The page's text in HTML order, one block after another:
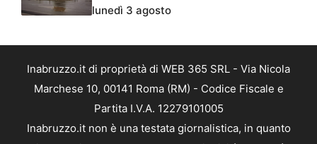
lunedì 3 agosto
Inabruzzo.it di proprietà di WEB 365 SRL - Via Nicola
Marchese 10, 00141 Roma (RM) - Codice Fiscale e
Partita I.V.A. 12279101005
Inabruzzo.it non è una testata giornalistica, in quanto